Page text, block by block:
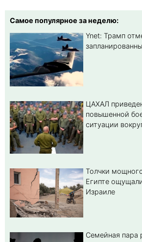
Самое популярное за неделю:
Ynet: Трамп
ЦАХАЛ
повышенной
ситуации
Толчки
Египте
Израиле
Семейная пара